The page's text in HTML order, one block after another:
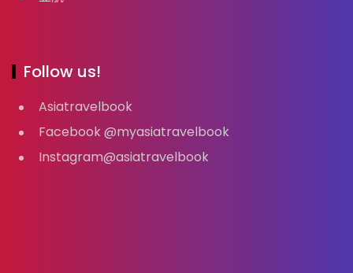
Follow us!
Asiatravelbook
Facebook @myasiatravelbook
Instagram@asiatravelbook